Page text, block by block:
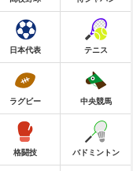
日本代表 テニス
ラグビー 中央競馬
格闘技 バドミントン